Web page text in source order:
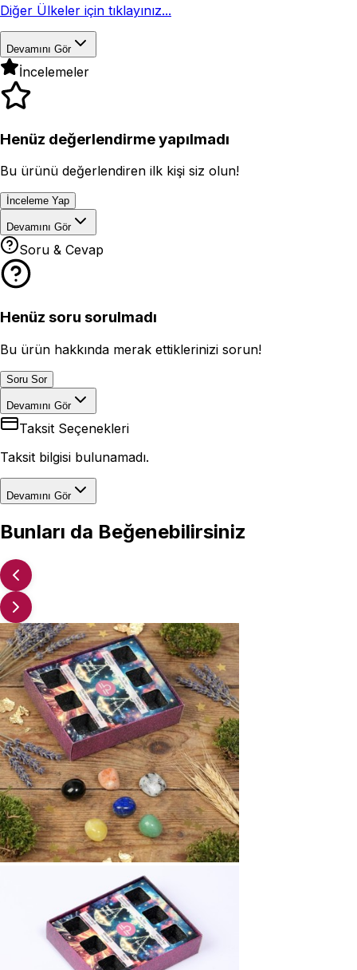
Diğer Ülkeler için tıklayınız...
Devamını Gör
İncelemeler
Henüz değerlendirme yapılmadı
Bu ürünü değerlendiren ilk kişi siz olun!
İnceleme Yap
Devamını Gör
Soru & Cevap
Henüz soru sorulmadı
Bu ürün hakkında merak ettiklerinizi sorun!
Soru Sor
Devamını Gör
Taksit Seçenekleri
Taksit bilgisi bulunamadı.
Devamını Gör
Bunları da Beğenebilirsiniz